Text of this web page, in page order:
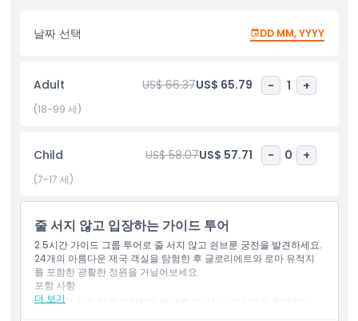
헥타르에 달하는 광활한 정원을 거닐 수 있습니다. 네프튠 분수, 야자
열대 온실, 그리고 비엔나 전경이 한눈에 내려다보이는 글로리에테
면 단순히 아름다운 풍경을 즐기고 싶든, 쇤브룬 궁전은 제국 오스트
리아의 웅장함을 생생하게 체험할 수 있는 진정 기억에 남는 경험을
제공합니다.
하이라이트
포함 사항
아동 성인 정책
포함되지 않는 사항
날짜 선택 DD MM, YYYY
Adult US$ 66.37US$ 65.79 - 1 +
(18-99 세)
Child US$ 58.07US$ 57.71 - 0 +
(7-17 세)
줄 서지 않고 입장하는 가이드 투어
2.5시간 가이드 그룹 투어로 줄 서지 않고 쇤브룬 궁전을 발견하세요.
24개의 아름다운 제국 객실을 탐험한 후 글로리에트와 로마 유적지
를 포함한 광활한 정원을 거닐어보세요.
더 보기
포함 사항
줄을 서지 않고 입장하며 영어를 구사하는 가이드와 함께하는